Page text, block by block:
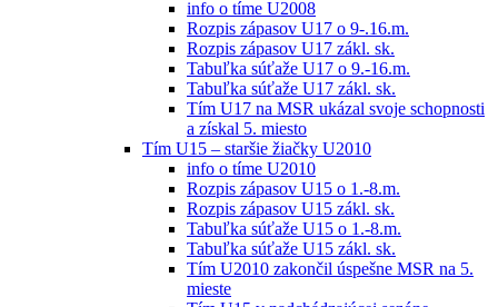
info o tíme U2008
Rozpis zápasov U17 o 9-.16.m.
Rozpis zápasov U17 zákl. sk.
Tabuľka súťaže U17 o 9.-16.m.
Tabuľka súťaže U17 zákl. sk.
Tím U17 na MSR ukázal svoje schopnosti
a získal 5. miesto
Tím U15 – staršie žiačky U2010
info o tíme U2010
Rozpis zápasov U15 o 1.-8.m.
Rozpis zápasov U15 zákl. sk.
Tabuľka súťaže U15 o 1.-8.m.
Tabuľka súťaže U15 zákl. sk.
Tím U2010 zakončil úspešne MSR na 5.
mieste